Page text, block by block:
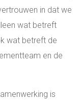
in dat we
wat betreft
wat betreft de
en de
is